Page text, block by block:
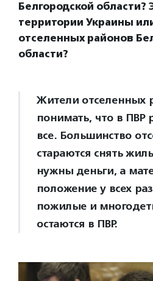
Белгородской области?
территории Украины
отселенных районов
области?
Жители отселенных
понимать, что в ПВР
все. Большинство
стараются снять
нужны деньги, а
положение у всех
пожилые и
остаются в ПВР.